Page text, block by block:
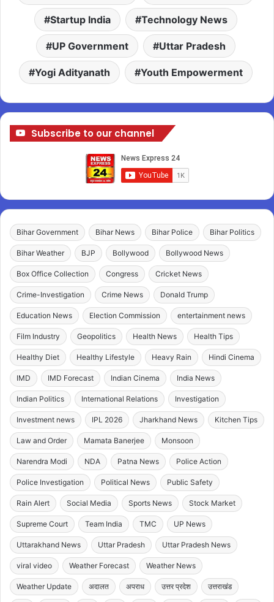
Startup India Technology News
UP Government Uttar Pradesh
Yogi Adityanath Youth Empowerment
Subscribe to our channel
Bihar Government Bihar News Bihar Police Bihar Politics
Bihar Weather BJP Bollywood Bollywood News
Box Office Collection Congress Cricket News
Crime-Investigation Crime News Donald Trump
Education News Election Commission entertainment news
Film Industry Geopolitics Health News Health Tips
Healthy Diet Healthy Lifestyle Heavy Rain Hindi Cinema
IMD IMD Forecast Indian Cinema India News
Indian Politics International Relations Investigation
Investment news IPL 2026 Jharkhand News Kitchen Tips
Law and Order Mamata Banerjee Monsoon
Narendra Modi NDA Patna News Police Action
Police Investigation Political News Public Safety
Rain Alert Social Media Sports News Stock Market
Supreme Court Team India TMC UP News
Uttarakhand News Uttar Pradesh Uttar Pradesh News
viral video Weather Forecast Weather News
Weather Update अदालत अपराध उत्तर प्रदेश उत्तराखंड